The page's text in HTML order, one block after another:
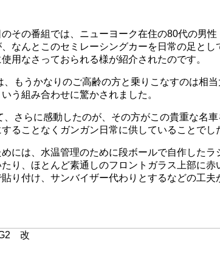
のその番組では、ニューヨーク在住の80代の男
なんとこのセミレーシングカーを日常の足とし
使用なさっておられる様が紹介されたのです。
、もうかなりのご高齢の方と乗りこなすのは相
う組み合わせに驚かされました。
、さらに感動したのが、その方がこの貴重な名
ることなくガンガン日常に供していることでし
めには、水温管理のために段ボールで自作したラ
たり、ほとんど素通しのフロントガラス上部に赤
貼り付け、サンバイザー代わりとするなどの工夫